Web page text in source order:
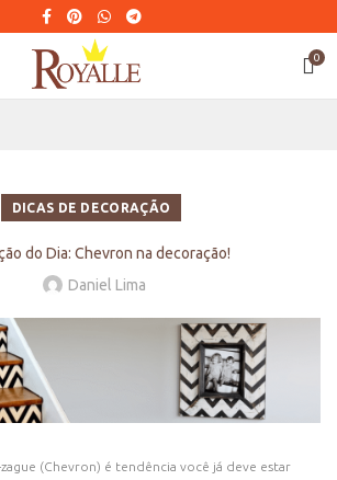
0
DICAS DE DECORAÇÃO
do Dia: Chevron na decoração!
Daniel Lima
(Chevron) é tendência você já deve estar